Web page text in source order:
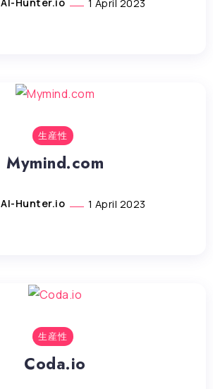
1 April 2023
生産性
Mymind.com
AI-Hunter.io 1 April 2023
生産性
Coda.io